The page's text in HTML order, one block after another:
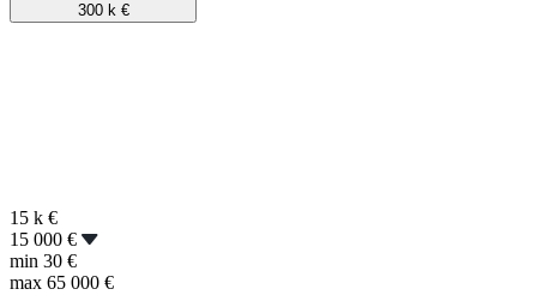
300 k €
15 k €
15 000 €
min 30 €
max 65 000 €